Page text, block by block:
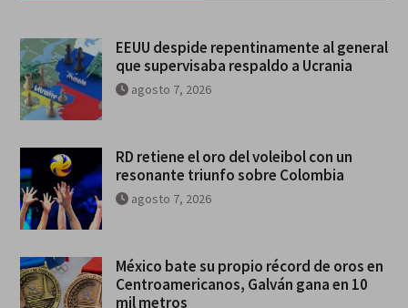
EEUU despide repentinamente al general
que supervisaba respaldo a Ucrania
agosto 7, 2026
RD retiene el oro del voleibol con un
resonante triunfo sobre Colombia
agosto 7, 2026
México bate su propio récord de oros en
Centroamericanos, Galván gana en 10
mil metros